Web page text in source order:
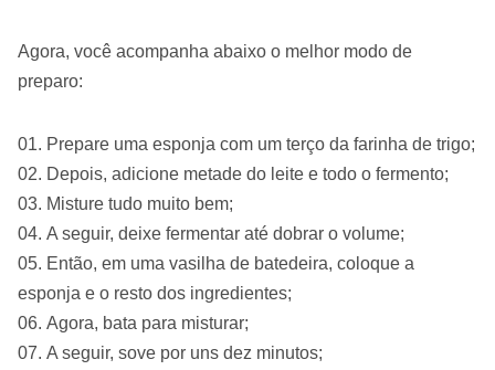
Agora, você acompanha abaixo o melhor modo de
preparo:
Prepare uma esponja com um terço da farinha de trigo;
Depois, adicione metade do leite e todo o fermento;
Misture tudo muito bem;
A seguir, deixe fermentar até dobrar o volume;
Então, em uma vasilha de batedeira, coloque a
esponja e o resto dos ingredientes;
Agora, bata para misturar;
A seguir, sove por uns dez minutos;